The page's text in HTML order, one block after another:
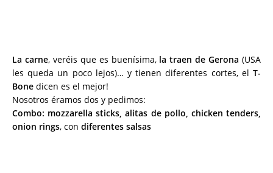
La carne, veréis que es buenísima, la traen de Gerona (USA
les queda un poco lejos)… y tienen diferentes cortes, el T-
Bone dicen es el mejor!
Nosotros éramos dos y pedimos:
Combo: mozzarella sticks, alitas de pollo, chicken tenders,
onion rings, con diferentes salsas